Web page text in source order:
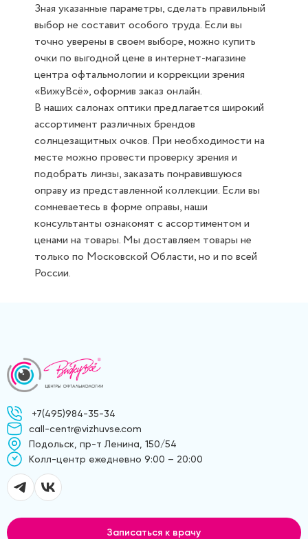
Зная указанные параметры, сделать правильный
выбор не составит особого труда. Если вы
точно уверены в своем выборе, можно купить
очки по выгодной цене в интернет-магазине
центра офтальмологии и коррекции зрения
«ВижуВсё», оформив заказ онлайн.
В наших салонах оптики предлагается широкий
ассортимент различных брендов
солнцезащитных очков. При необходимости на
месте можно провести проверку зрения и
подобрать линзы, заказать понравившуюся
оправу из представленной коллекции. Если вы
сомневаетесь в форме оправы, наши
консультанты ознакомят с ассортиментом и
ценами на товары. Мы доставляем товары не
только по Московской Области, но и по всей
России.
+7(495)984-35-34
call-centr@vizhuvse.com
Подольск, пр-т Ленина, 150/54
Kолл-центр ежедневно 9:00 – 20:00
Записаться к врачу